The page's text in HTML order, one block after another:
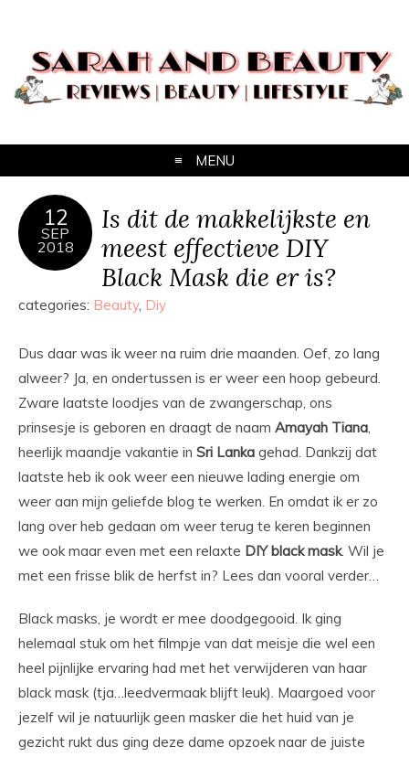
MENU
12
SEP
2018
Is dit de makkelijkste en
meest effectieve DIY
Black Mask die er is?
categories: Beauty, Diy
Dus daar was ik weer na ruim drie maanden. Oef, zo lang
alweer? Ja, en ondertussen is er weer een hoop gebeurd.
Zware laatste loodjes van de zwangerschap, ons
prinsesje is geboren en draagt de naam Amayah Tiana,
heerlijk maandje vakantie in Sri Lanka gehad. Dankzij dat
laatste heb ik ook weer een nieuwe lading energie om
weer aan mijn geliefde blog te werken. En omdat ik er zo
lang over heb gedaan om weer terug te keren beginnen
we ook maar even met een relaxte DIY black mask. Wil je
met een frisse blik de herfst in? Lees dan vooral verder…
Black masks, je wordt er mee doodgegooid. Ik ging
helemaal stuk om het filmpje van dat meisje die wel een
heel pijnlijke ervaring had met het verwijderen van haar
black mask (tja…leedvermaak blijft leuk). Maargoed voor
jezelf wil je natuurlijk geen masker die het huid van je
gezicht rukt dus ging deze dame opzoek naar de juiste